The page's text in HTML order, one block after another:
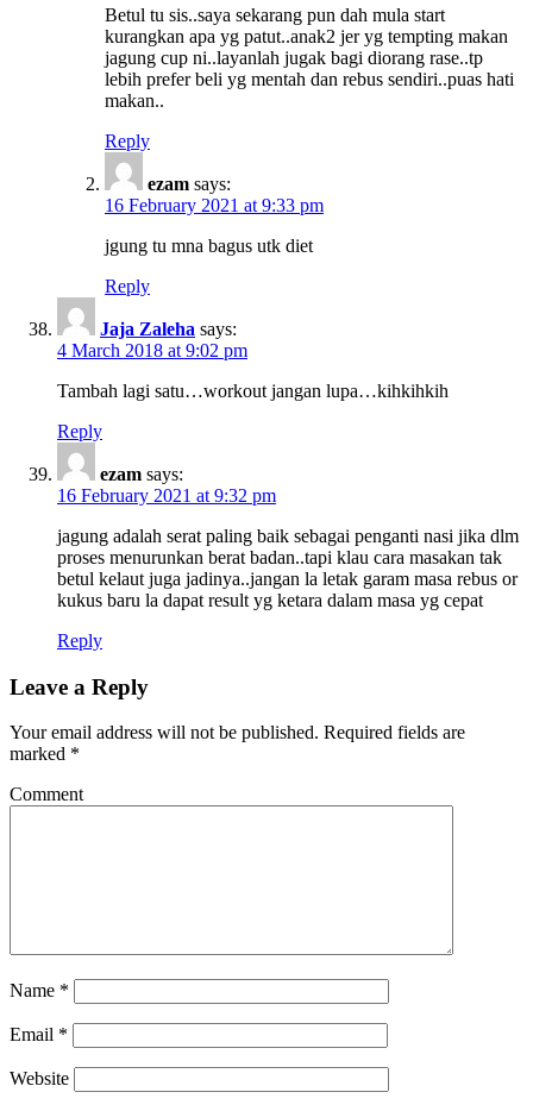
Betul tu sis..saya sekarang pun dah mula start
kurangkan apa yg patut..anak2 jer yg tempting makan
jagung cup ni..layanlah jugak bagi diorang rase..tp
lebih prefer beli yg mentah dan rebus sendiri..puas hati
makan..
Reply
ezam says:
16 February 2021 at 9:33 pm
jgung tu mna bagus utk diet
Reply
Jaja Zaleha says:
4 March 2018 at 9:02 pm
Tambah lagi satu…workout jangan lupa…kihkihkih
Reply
ezam says:
16 February 2021 at 9:32 pm
jagung adalah serat paling baik sebagai penganti nasi jika dlm
proses menurunkan berat badan..tapi klau cara masakan tak
betul kelaut juga jadinya..jangan la letak garam masa rebus or
kukus baru la dapat result yg ketara dalam masa yg cepat
Reply
Leave a Reply
Your email address will not be published. Required fields are
marked *
Comment
Name *
Email *
Website